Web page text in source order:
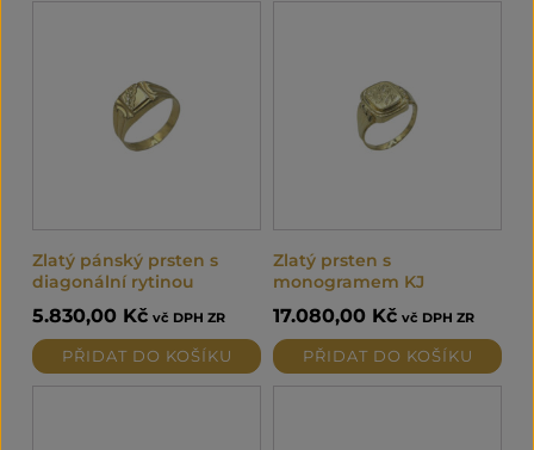
Zlatý pánský prsten s
diagonální rytinou
5.830,00 Kč vč DPH ZR
PŘIDAT DO KOŠÍKU
Zlatý prsten s
monogramem KJ
17.080,00 Kč vč DPH ZR
PŘIDAT DO KOŠÍKU